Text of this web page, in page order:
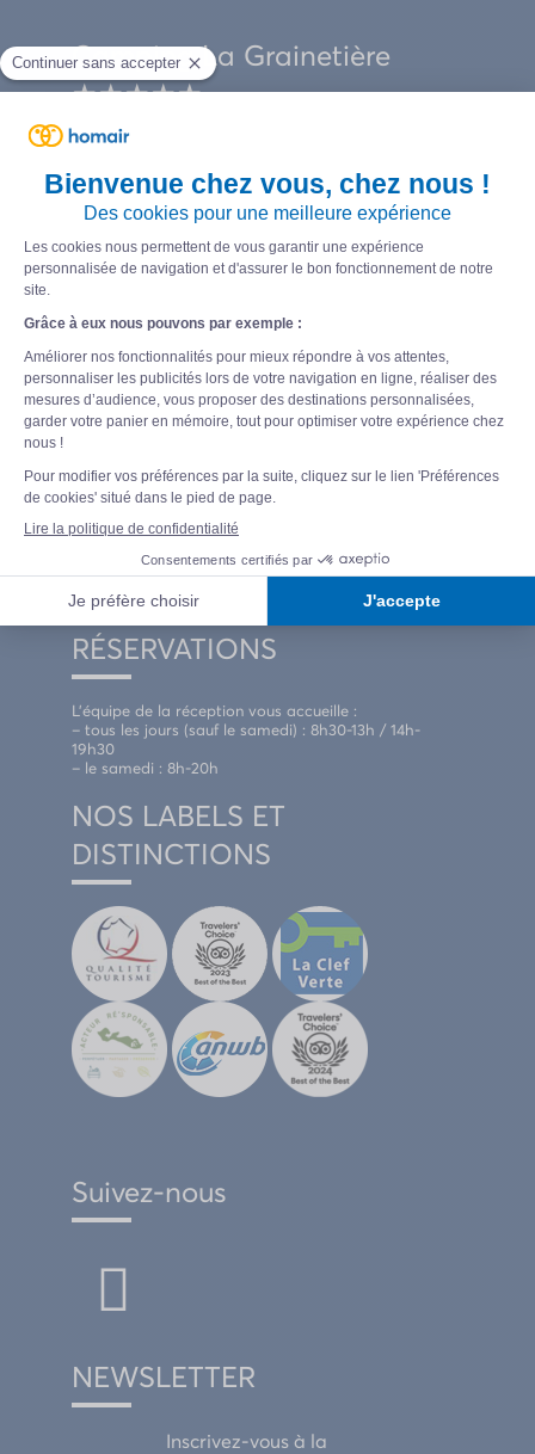
Camping La Grainetière
★★★★★
Route de Saint-Martin – Chemin des Essarts
17630 LA FLOTTE EN RÉ
(0)5 46 09 68 86
Venir au camping
Nous contacter
INFORMATIONS ET
RÉSERVATIONS
L’équipe de la réception vous accueille :
– tous les jours (sauf le samedi) : 8h30-13h / 14h-
19h30
– le samedi : 8h-20h
NOS LABELS ET
DISTINCTIONS
Suivez-nous
NEWSLETTER
Inscrivez-vous à la